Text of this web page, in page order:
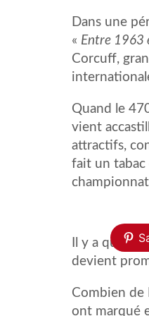
Dans une
« Entre 1963
Corcuff,
Quand le
vient
attractifs,
fait un tabac
Il y a
devient
Combien de
ont marqué